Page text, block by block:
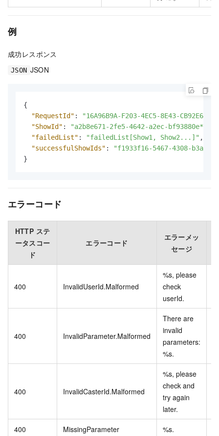
例
成功レスポンス
JSON JSON
{
"RequestId" :
"16A96B9A-F203-4EC5-8E43-
"ShowId" :
"a2b8e671-2fe5-4642-a2ec-bf93880e****"
"failedList" : "failedList[Show1, Show2...]" ,
"successfulShowIds" :
"f1933f16-5467-4308-b3a9-
}
エラーコード
HTTP ステ
ータスコー
ド
エラーコード
エラーメッ
セージ
400 InvalidUserId.Malformed
%s, please
check
userId.
400 InvalidParameter.Malformed
There are
invalid
parameters:
%s.
400 InvalidCasterId.Malformed
%s, please
check and
try again
later.
400 MissingParameter %s.